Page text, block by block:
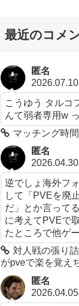
最近のコメ
匿名
2026.07.10
こうゆう タルコ
んて弱者専用w
マッチング時
匿名
2026.04.30
逆でしょ海外フ
して「PVEを廃
だ」とか言って
に考えてPVEで
たところで他ゲ
対人戦の張り
がpveで楽を覚え
匿名
2026.04.05